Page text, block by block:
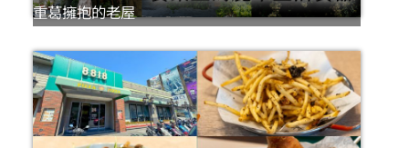
重葛擁抱的老屋